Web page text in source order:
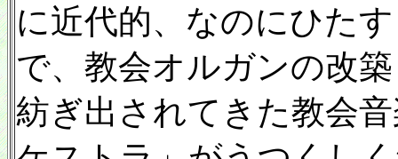
に近代的、なのにひた
で、教会オルガンの改
紡ぎ出されてきた教会